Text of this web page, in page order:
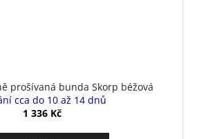
prošívaná bunda Skorp béžová
cca do 10 až 14 dnů
1 336 Kč